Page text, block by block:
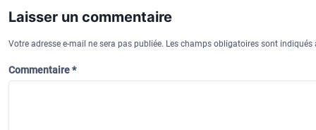
Laisser un commentaire
Votre adresse e-mail ne sera pas publiée. Les champs obligatoires sont indiqués
Commentaire*